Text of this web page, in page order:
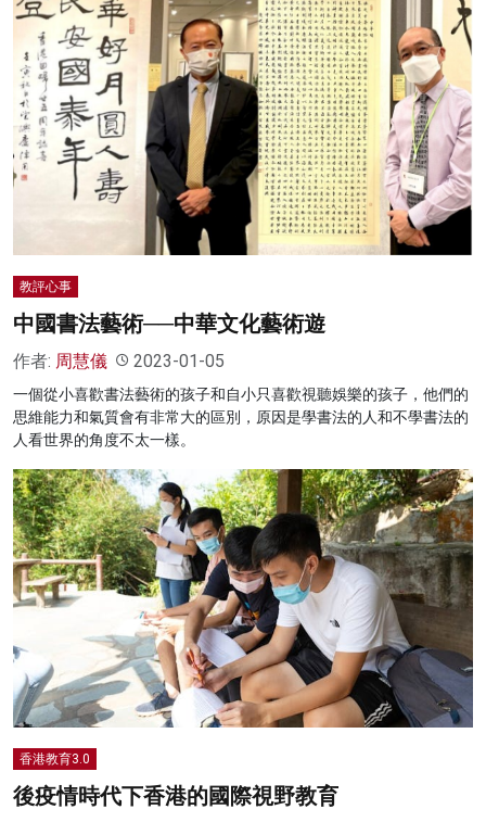
商業
科技
影片
名家榜
灼見活動
教評心事
中國書法藝術──中華文化藝術遊
作者: 周慧儀 2023-01-05
一個從小喜歡書法藝術的孩子和自小只喜歡視聽娛樂的孩子，他們的
思維能力和氣質會有非常大的區別，原因是學書法的人和不學書法的
人看世界的角度不太一樣。
香港教育3.0
後疫情時代下香港的國際視野教育